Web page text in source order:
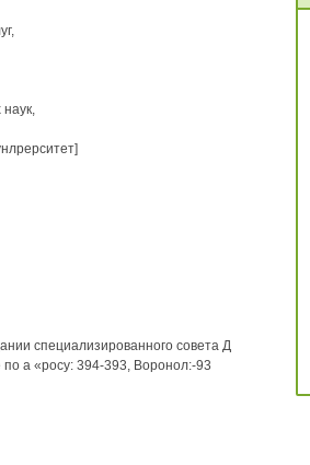
специализированного совета Д
а «росу: 394-393, Воронол:-93